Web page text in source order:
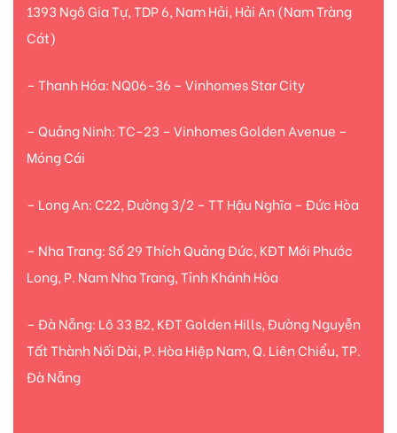
1393 Ngô Gia Tự, TDP 6, Nam Hải, Hải An (Nam Tràng
Cát)
– Thanh Hóa: NQ06-36 – Vinhomes Star City
– Quảng Ninh: TC-23 – Vinhomes Golden Avenue –
Móng Cái
– Long An: C22, Đường 3/2 – TT Hậu Nghĩa – Đức Hòa
– Nha Trang: Số 29 Thích Quảng Đức, KĐT Mới Phước
Long, P. Nam Nha Trang, Tỉnh Khánh Hòa
– Đà Nẵng: Lô 33 B2, KĐT Golden Hills, Đường Nguyễn
Tất Thành Nối Dài, P. Hòa Hiệp Nam, Q. Liên Chiểu, TP.
Đà Nẵng